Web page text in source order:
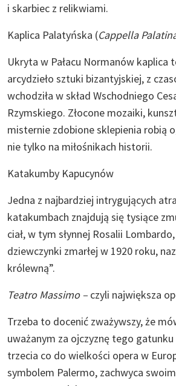
i skarbiec z relikwiami.
Kaplica Palatyńska (Cappella
Ukryta w Pałacu Normanów kaplica
arcydzieło sztuki bizantyjskiej, z
wchodziła w skład Wschodniego
Rzymskiego. Złocone mozaiki,
misternie zdobione sklepienia robią
nie tylko na miłośnikach historii.
Katakumby Kapucynów
Jedna z najbardziej intrygujących
katakumbach znajdują się tysiące
ciał, w tym słynnej Rosalii
dziewczynki zmarłej w 1920 roku,
królewną”.
Teatro Massimo – czyli największa
Trzeba to docenić zważywszy, że
uważanym za ojczyznę tego
trzecia co do wielkości opera w
symbolem Palermo, zachwyca